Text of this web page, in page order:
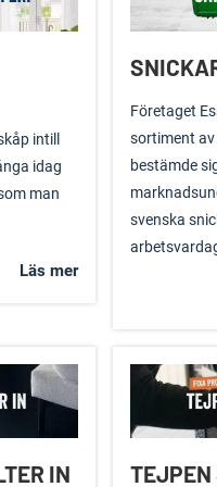
intill
idag
man
Läs mer
Företaget
sortiment
bestämde
svenska
IN TEJPEN